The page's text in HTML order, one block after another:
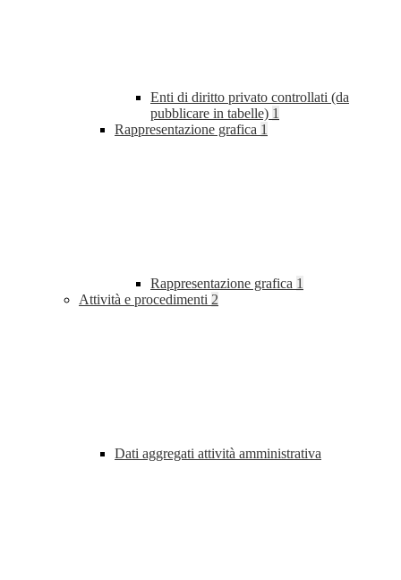
Enti di diritto privato controllati (da
pubblicare in tabelle) 1
Rappresentazione grafica 1
Rappresentazione grafica 1
Attività e procedimenti 2
Dati aggregati attività amministrativa